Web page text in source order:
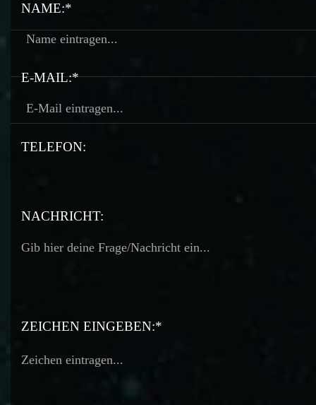
NAME:*
E-MAIL:*
TELEFON:
TELEFON:
NACHRICHT:
ZEICHEN EINGEBEN:*